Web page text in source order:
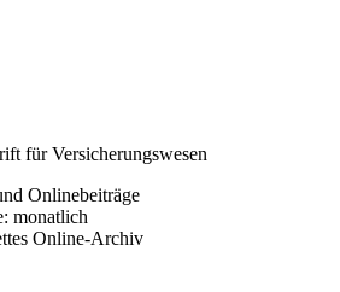
Onlinebeiträge
monatlich
Online-Archiv